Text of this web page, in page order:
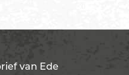
van Ede